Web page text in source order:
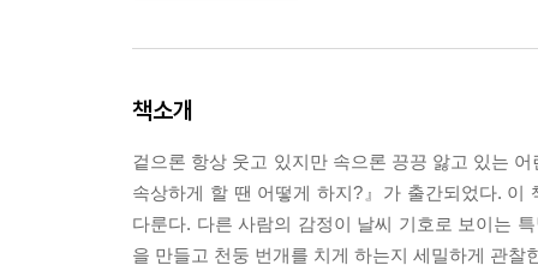
책소개
겉으론 항상 웃고 있지만 속으론 끙끙 앓고 있는
속상하게 할 땐 어떻게 하지?』가 출간되었다.
다룬다. 다른 사람의 감정이 날씨 기호로 보이는
을 만들고 천둥 번개를 치게 하는지 세밀하게 관